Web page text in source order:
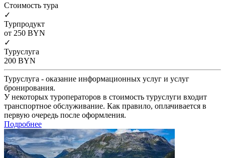
Cтоимость тура
✓
Турпродукт
от 250 BYN
✓
Туруслуга
200 BYN
Туруслуга - оказание информационных услуг и услуг
бронирования.
У некоторых туроператоров в стоимость туруслуги входит
транспортное обслуживание. Как правило, оплачивается в
первую очередь после оформления.
Подробнее